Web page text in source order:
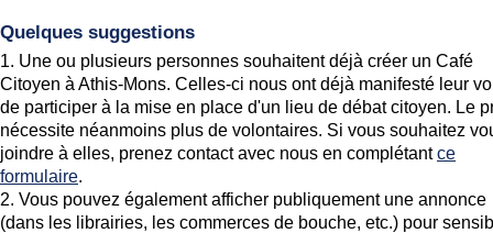
Quelques suggestions
Une ou plusieurs personnes souhaitent déjà créer un Café
Citoyen à Athis-Mons. Celles-ci nous ont déjà manifesté leur
de participer à la mise en place d'un lieu de débat citoyen. Le
nécessite néanmoins plus de volontaires. Si vous souhaitez
joindre à elles, prenez contact avec nous en complétantce
formulaire.
Vous pouvez également afficher publiquement une annonce
(dans les librairies, les commerces de bouche, etc.) pour